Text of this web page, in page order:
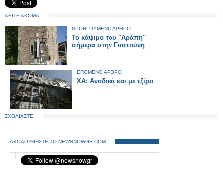
ΔΕΙΤΕ ΑΚΟΜΑ
ΠΡΟΗΓΟΥΜΕΝΟ ΑΡΘΡΟ
To κάψιμο του "Αράπη"
σήμερα στην Γαστούνη
ΕΠΟΜΕΝΟ ΑΡΘΡΟ
ΧΑ: Ανοδικά και με τζίρο
ΣΧΟΛΙΑΣΤΕ
ΑΚΟΛΟΥΘΗΣΤΕ ΤΟ NEWSNOWGR.COM